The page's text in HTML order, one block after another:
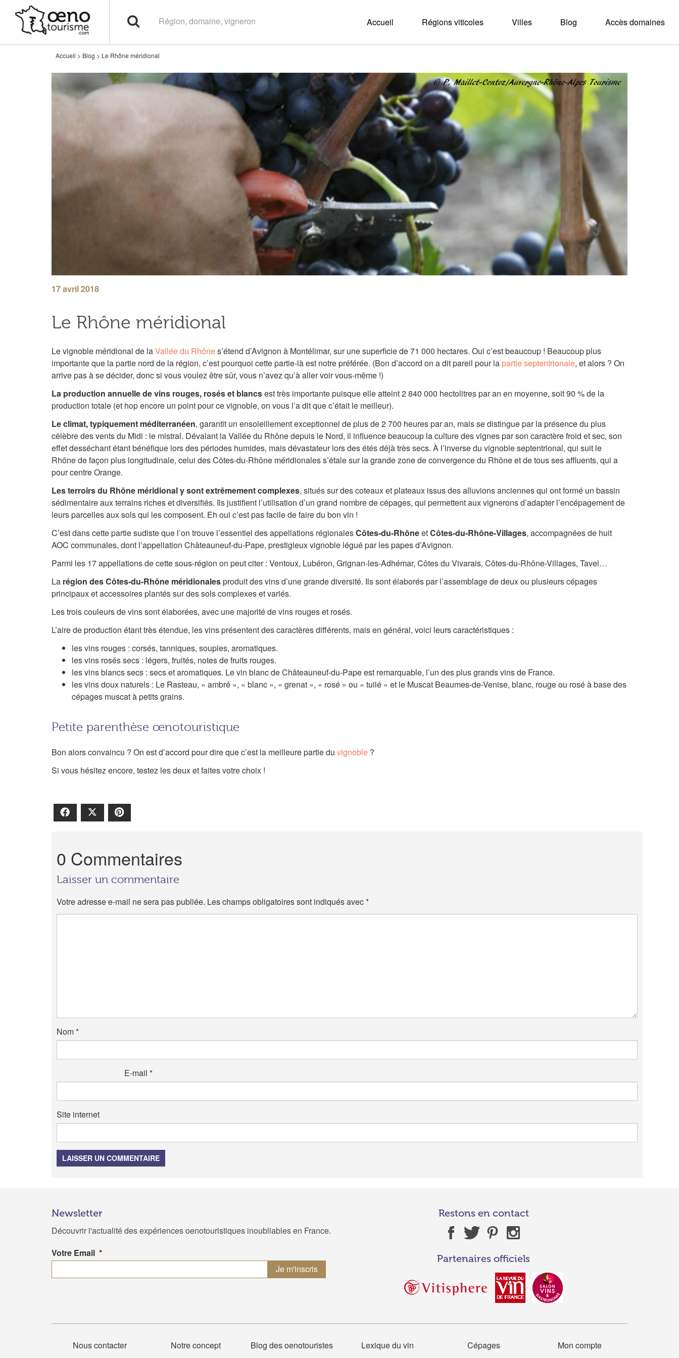
Accueil Régions viticoles Villes Blog Accès domaines
Accueil > Blog > Le Rhône méridional
17 avril 2018
Le Rhône méridional
Le vignoble méridional de laVallée du Rhônes’étend d’Avignon à Montélimar, sur une superficie de 71 000 hectares. Oui c’est beaucoup ! Beaucoup plus
importante que la partie nord de la région, c’est pourquoi cette partie-là est notre préférée. (Bon d’accord on a dit pareil pour la partie septentrionale, et alors ? On
arrive pas à se décider, donc si vous voulez être sûr, vous n’avez qu’à aller voir vous-même !)
La production annuelle de vins rouges, rosés et blancsest très importante puisque elle atteint 2 840 000 hectolitres par an en moyenne, soit 90 % de la
production totale (et hop encore un point pour ce vignoble, on vous l’a dit que c’était le meilleur).
Le climat, typiquement méditerranéen, garantit un ensoleillement exceptionnel de plus de 2 700 heures par an, mais se distingue par la présence du plus
célèbre des vents du Midi : le mistral. Dévalant la Vallée du Rhône depuis le Nord, il influence beaucoup la culture des vignes par son caractère froid et sec, son
effet desséchant étant bénéfique lors des périodes humides, mais dévastateur lors des étés déjà très secs. À l’inverse du vignoble septentrional, qui suit le
Rhône de façon plus longitudinale, celui des Côtes-du-Rhône méridionales s’étale sur la grande zone de convergence du Rhône et de tous ses affluents, qui a
pour centre Orange.
Les terroirs du Rhône méridional y sont extrêmement complexes, situés sur des coteaux et plateaux issus des alluvions anciennes qui ont formé un bassin
sédimentaire aux terrains riches et diversifiés. Ils justifient l’utilisation d’un grand nombre de cépages, qui permettent aux vignerons d’adapter l’encépagement de
leurs parcelles aux sols qui les composent. Eh oui c’est pas facile de faire du bon vin !
C’est dans cette partie sudiste que l’on trouve l’essentiel des appellations régionalesCôtes-du-RhôneetCôtes-du-Rhône-Villages, accompagnées de huit
AOC communales, dont l’appellation Châteauneuf-du-Pape, prestigieux vignoble légué par les papes d’Avignon.
Parmi les 17 appellations de cette sous-région on peut citer : Ventoux, Lubéron, Grignan-les-Adhémar, Côtes du Vivarais, Côtes-du-Rhône-Villages, Tavel…
La région des Côtes-du-Rhône méridionalesproduit des vins d’une grande diversité. Ils sont élaborés par l’assemblage de deux ou plusieurs cépages
principaux et accessoires plantés sur des sols complexes et variés.
Les trois couleurs de vins sont élaborées, avec une majorité de vins rouges et rosés.
L’aire de production étant très étendue, les vins présentent des caractères différents, mais en général, voici leurs caractéristiques :
les vins rouges : corsés, tanniques, souples, aromatiques.
les vins rosés secs : légers, fruités, notes de fruits rouges.
les vins blancs secs : secs et aromatiques. Le vin blanc de Châteauneuf-du-Pape est remarquable, l’un des plus grands vins de France.
les vins doux naturels : Le Rasteau, « ambré », « blanc », « grenat », « rosé » ou « tuilé » et le Muscat Beaumes-de-Venise, blanc, rouge ou rosé à base des
cépages muscat à petits grains.
Petite parenthèse œnotouristique
Bon alors convaincu ? On est d’accord pour dire que c’est la meilleure partie du vignoble ?
Si vous hésitez encore, testez les deux et faites votre choix !
Facebook
0 Commentaires
Laisser un commentaire
Votre adresse e-mail ne sera pas publiée. Les champs obligatoires sont indiqués avec*
Nom*
E-mail *
Site internet
LAISSER UN COMMENTAIRE
Newsletter
Découvrir l'actualité des expériences oenotouristiques inoubliables en France.
Votre Email *
Restons en contact
Partenaires officiels
Nous contacter Notre concept Blog des oenotouristes Lexique du vin Cépages Mon compte